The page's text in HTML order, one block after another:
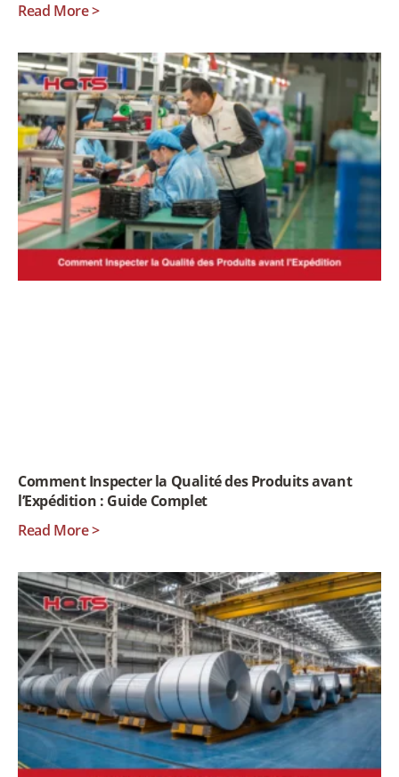
Read More >
Comment Inspecter la Qualité des Produits avant
l’Expédition : Guide Complet
Read More >